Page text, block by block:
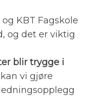
KBT Fagskole
og det er viktig
blir trygge i
vi gjøre